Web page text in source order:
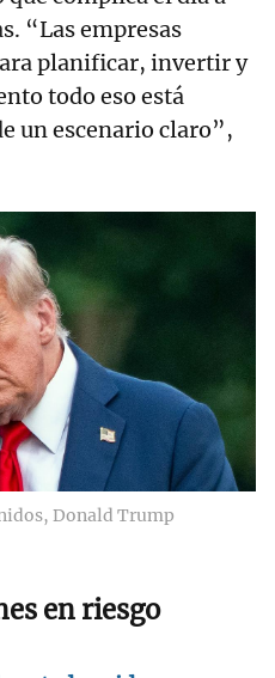
“Las empresas
planificar, invertir y
todo eso está
un escenario claro”,
Donald Trump
en riesgo